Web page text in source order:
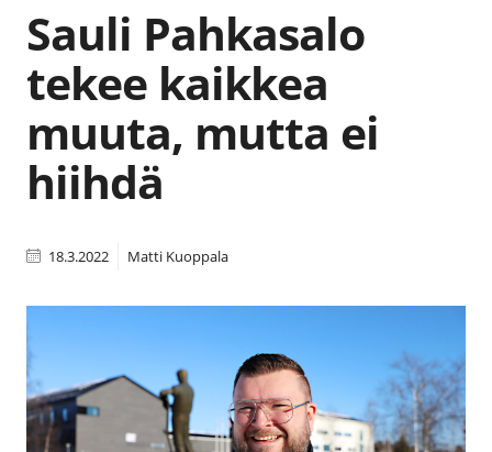
Sauli Pahkasalo
tekee kaikkea
muuta, mutta ei
hiihdä
18.3.2022 Matti Kuoppala